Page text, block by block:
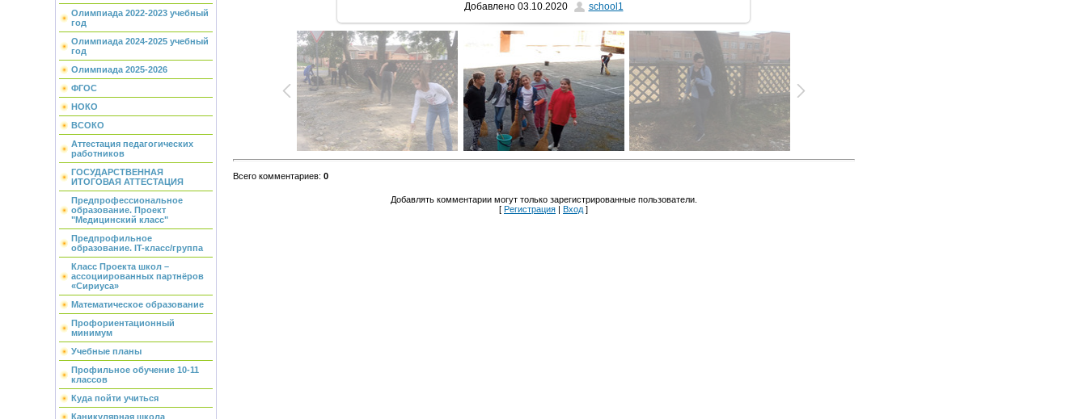
Олимпиада 2022-2023 учебный
год
Олимпиада 2024-2025 учебный
год
Олимпиада 2025-2026
ФГОС
НОКО
ВСОКО
Аттестация педагогических
работников
ГОСУДАРСТВЕННАЯ
ИТОГОВАЯ АТТЕСТАЦИЯ
Предпрофессиональное
образование. Проект
"Медицинский класс"
Предпрофильное
образование. IT-класс/группа
Класс Проекта школ –
ассоциированных партнёров
«Сириуса»
Математическое образование
Профориентационный
минимум
Учебные планы
Профильное обучение 10-11
классов
Куда пойти учиться
Каникулярная школа
Добавлено03.10.2020 school1
Всего комментариев: 0
Добавлять комментарии могут только зарегистрированные пользователи.
[ Регистрация | Вход ]